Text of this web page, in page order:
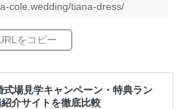
cole.wedding/tiana-dress/
式場見学キャンペーン・特典ラン
介サイトを徹底比較